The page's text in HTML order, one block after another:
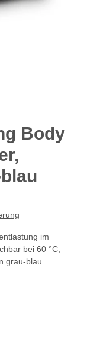
Body
im
bei 60 °C,
grau-blau.